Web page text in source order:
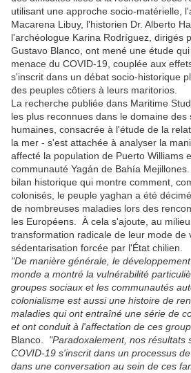
utilisant une approche socio-matérielle,
Macarena Libuy, l'historien Dr. Alberto
l'archéologue Karina Rodríguez, dirigés
Gustavo Blanco, ont mené une étude
menace du COVID-19, couplée aux
s'inscrit dans un débat socio-historique
des peuples côtiers à leurs maritorios.
La recherche publiée dans Maritime
les plus reconnues dans le domaine des
humaines, consacrée à l'étude de la
la mer - s'est attachée à analyser la
affecté la population de Puerto Williams
communauté Yagán de Bahía
bilan historique qui montre comment,
colonisés, le peuple yaghan a été
de nombreuses maladies lors des
les Européens. À cela s'ajoute, au
transformation radicale de leur mode de
sédentarisation forcée par l'État chilien.
"De manière générale, le
monde a montré la vulnérabilité
groupes sociaux et les communautés
colonialisme est aussi une histoire de
maladies qui ont entraîné une série de
et ont conduit à l'affectation de ces
Blanco. "Paradoxalement, nos résultats
COVID-19 s'inscrit dans un processus
dans une conversation au sein de ces